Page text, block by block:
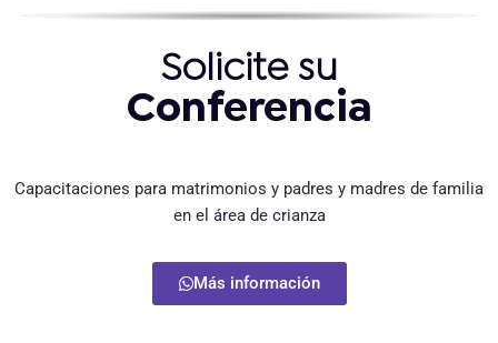
Solicite su
Conferencia
Capacitaciones para matrimonios y padres y madres de familia
en el área de crianza
Más información